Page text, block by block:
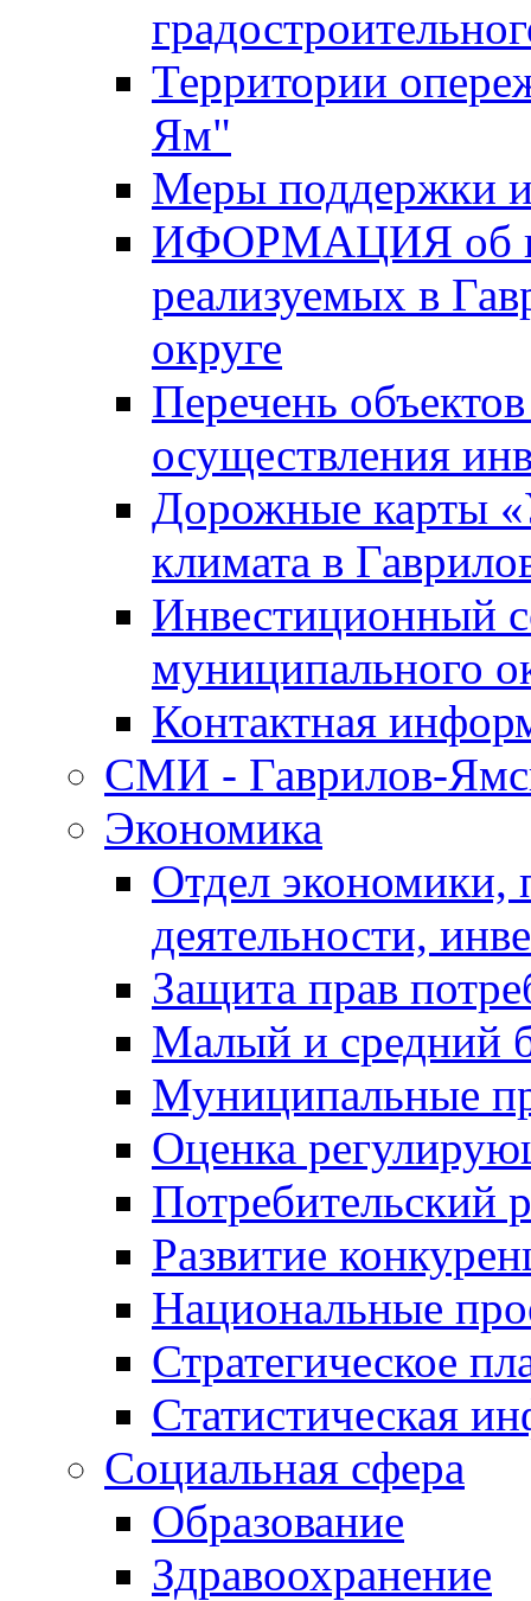
Территории
Ям"
Меры поддержки
ИФОРМАЦИЯ об
реализуемых в
округе
Перечень
осуществления
Дорожные карты
климата в
Инвестиционный
муниципального
Контактная
СМИ - Гаврилов-
Экономика
Отдел экономики,
деятельности,
Защита прав
Малый и средний
Муниципальные
Оценка
Потребительский
Развитие
Национальные
Стратегическое
Статистическая
Социальная сфера
Образование
Здравоохранение